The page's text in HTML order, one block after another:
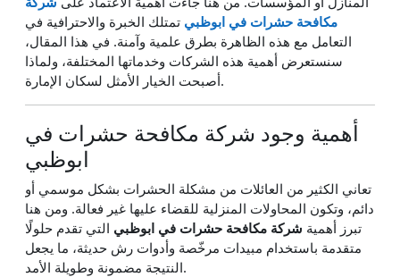
مكافحة حشرات في ابوظبي تمتلك الخبرة والاحترافية في
التعامل مع هذه الظاهرة بطرق علمية وآمنة. في هذا المقال،
سنستعرض أهمية هذه الشركات وخدماتها المختلفة، ولماذا
أصبحت الخيار الأمثل لسكان الإمارة.
أهمية وجود شركة مكافحة حشرات في
ابوظبي
تعاني الكثير من العائلات من مشكلة الحشرات بشكل موسمي أو
دائم، وتكون المحاولات المنزلية للقضاء عليها غير فعالة. ومن هنا
تبرز أهمية شركة مكافحة حشرات في ابوظبي التي تقدم حلولًا
متقدمة باستخدام مبيدات مرخّصة وأدوات رش حديثة، ما يجعل
النتيجة مضمونة وطويلة الأمد.